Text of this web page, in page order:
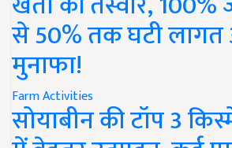
से 50% तक घटी
मुनाफा!
Farm Activities
सोयाबीन की टॉप 3